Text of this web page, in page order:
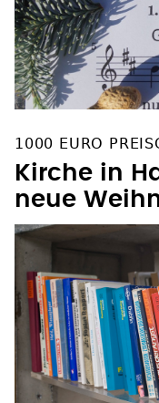
1000 EURO
Kirche in